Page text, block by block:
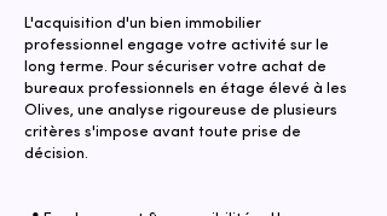
L'acquisition d'un bien immobilier
professionnel engage votre activité sur le
long terme. Pour sécuriser votre achat de
bureaux professionnels en étage élevé à les
Olives, une analyse rigoureuse de plusieurs
critères s'impose avant toute prise de
décision.